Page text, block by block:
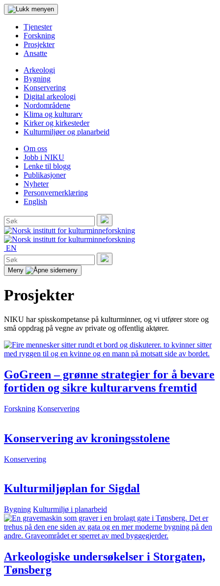
Tjenester
Forskning
Prosjekter
Ansatte
Arkeologi
Bygning
Konservering
Digital arkeologi
Nordområdene
Klima og kulturarv
Kirker og kirkesteder
Kulturmiljøer og planarbeid
Om oss
Jobb i NIKU
Lenke til blogg
Publikasjoner
Nyheter
Personvernerklæring
English
Søk
etter:
Søk
EN
Søk
etter:
Søk
Meny
Prosjekter
NIKU har spisskompetanse på kulturminner, og vi utfører store og
små oppdrag på vegne av private og offentlig aktører.
GoGreen – grønne strategier for å bevare
fortiden og sikre kulturarvens fremtid
Forskning Konservering
Konservering av kroningsstolene
Konservering
Kulturmiljøplan for Sigdal
Bygning Kulturmiljø i planarbeid
Arkeologiske undersøkelser i Storgaten,
Tønsberg